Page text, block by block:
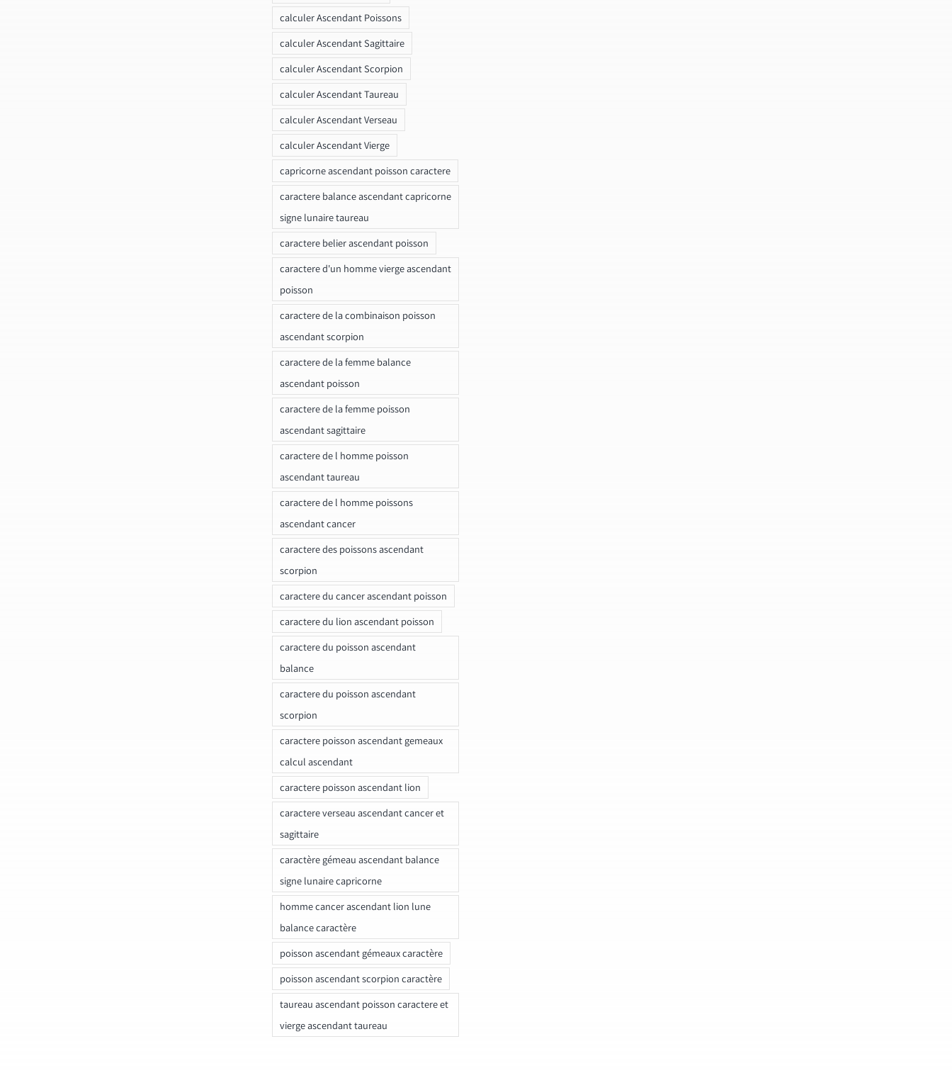
calculer Ascendant Poissons
calculer Ascendant Sagittaire
calculer Ascendant Scorpion
calculer Ascendant Taureau
calculer Ascendant Verseau
calculer Ascendant Vierge
capricorne ascendant poisson caractere
caractere balance ascendant capricorne
signe lunaire taureau
caractere belier ascendant poisson
caractere d'un homme vierge ascendant
poisson
caractere de la combinaison poisson
ascendant scorpion
caractere de la femme balance
ascendant poisson
caractere de la femme poisson
ascendant sagittaire
caractere de l homme poisson
ascendant taureau
caractere de l homme poissons
ascendant cancer
caractere des poissons ascendant
scorpion
caractere du cancer ascendant poisson
caractere du lion ascendant poisson
caractere du poisson ascendant
balance
caractere du poisson ascendant
scorpion
caractere poisson ascendant gemeaux
calcul ascendant
caractere poisson ascendant lion
caractere verseau ascendant cancer et
sagittaire
caractère gémeau ascendant balance
signe lunaire capricorne
homme cancer ascendant lion lune
balance caractère
poisson ascendant gémeaux caractère
poisson ascendant scorpion caractère
taureau ascendant poisson caractere et
vierge ascendant taureau